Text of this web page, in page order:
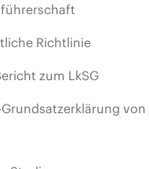
Richtlinie
zum LkSG
Grundsatzerklärung von